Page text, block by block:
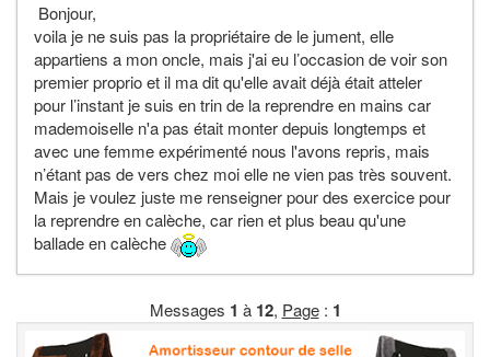
Bonjour,
voila je ne suis pas la propriétaire de le jument, elle
appartiens a mon oncle, mais j'ai eu l’occasion de voir son
premier proprio et il ma dit qu'elle avait déjà était atteler
pour l’instant je suis en trin de la reprendre en mains car
mademoiselle n'a pas était monter depuis longtemps et
avec une femme expérimenté nous l'avons repris, mais
n’étant pas de vers chez moi elle ne vien pas très souvent.
Mais je voulez juste me renseigner pour des exercice pour
la reprendre en calèche, car rien et plus beau qu'une
ballade en calèche
Messages 1 à 12, Page: 1